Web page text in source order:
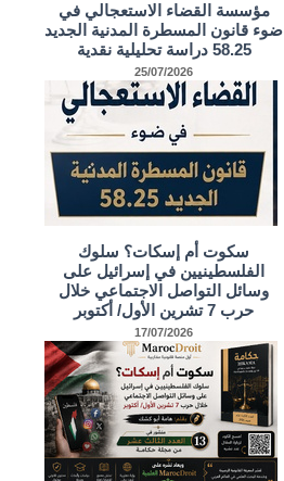
مؤسسة القضاء الاستعجالي في
ضوء قانون المسطرة المدنية الجديد
58.25 دراسة تحليلية نقدية
25/07/2026
سكوت أم إسكات؟ سلوك
الفلسطينيين في إسرائيل على
وسائل التواصل الاجتماعي خلال
حرب 7 تشرين الأول/ أكتوبر
17/07/2026